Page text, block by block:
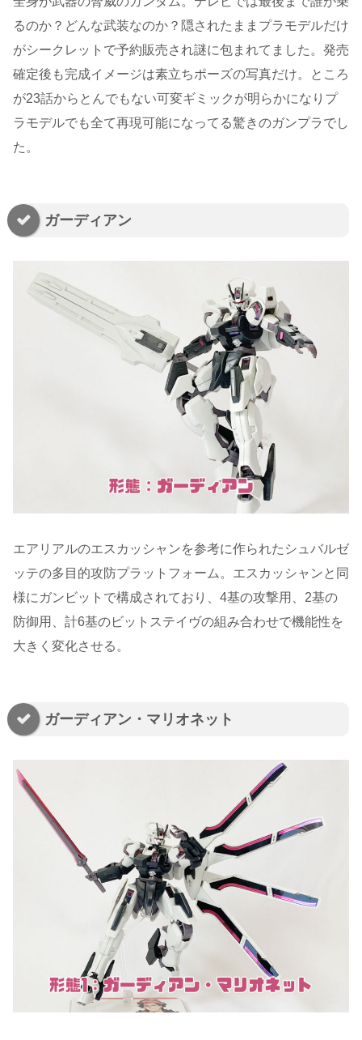
るのか？どんな武装なのか？隠されたままプラモデルだけ
がシークレットで予約販売され謎に包まれてました。発売
確定後も完成イメージは素立ちポーズの写真だけ。ところ
が23話からとんでもない可変ギミックが明らかになりプ
ラモデルでも全て再現可能になってる驚きのガンプラでし
た。
ガーディアン
エアリアルのエスカッシャンを参考に作られたシュバルゼ
ッテの多目的攻防プラットフォーム。エスカッシャンと同
様にガンビットで構成されており、4基の攻撃用、2基の
防御用、計6基のビットステイヴの組み合わせで機能性を
大きく変化させる。
ガーディアン・マリオネット